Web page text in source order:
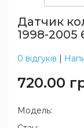
Датчик
1998-2005
0 відгуків |
720.00
Модель: